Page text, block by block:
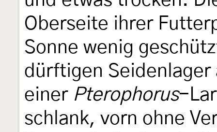
Oberseite ihrer
Sonne wenig
dürftigen Seidenlager
einer Pterophorus-
schlank, vorn ohne